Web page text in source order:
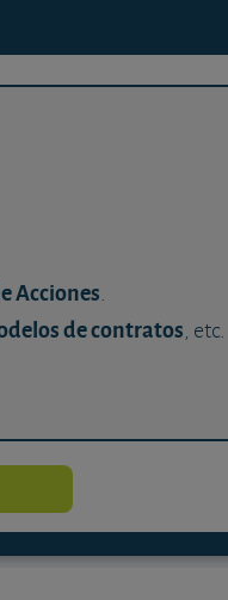
Acciones.
de contratos, etc.